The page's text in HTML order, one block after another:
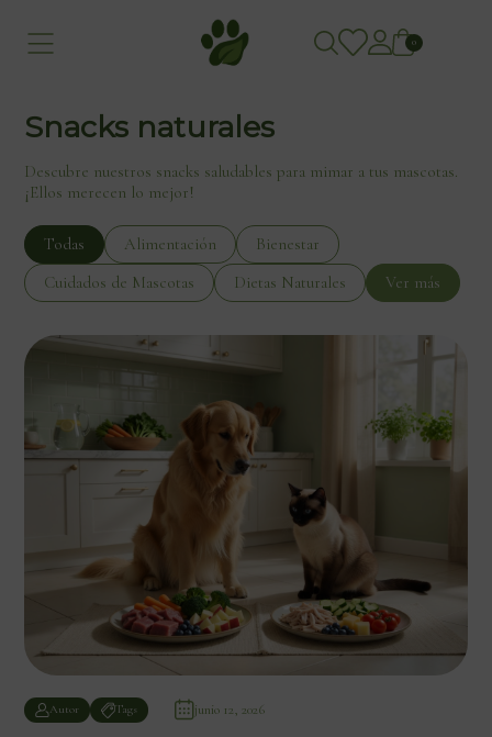
0
Snacks naturales
Descubre nuestros snacks saludables para mimar a tus mascotas.
¡Ellos merecen lo mejor!
Todas Alimentación
Bienestar
Cuidados de Mascotas
Dietas Naturales Ver más
Autor Tags junio 12, 2026